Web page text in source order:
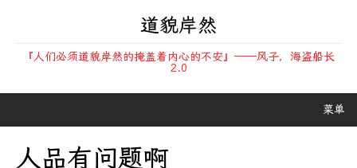
道貌岸然
『人们必须道貌岸然的掩盖着内心的不安』——风子，海盗船长
2.0
菜单
人品有问题啊